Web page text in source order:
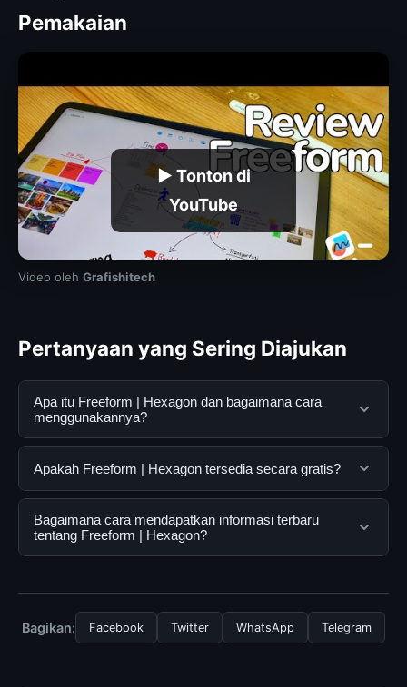
Pemakaian
▶ Tonton di
YouTube
Video oleh Grafishitech
Pertanyaan yang Sering Diajukan
Apa itu Freeform | Hexagon dan bagaimana cara
menggunakannya?
Freeform | Hexagon adalah layanan digital yang
informasi lengkap dan terpercaya. Anda dapat
menggunakannya dengan mengunjungi situs resmi dan
mengikuti panduan yang tersedia.
Apakah Freeform | Hexagon tersedia secara gratis?
Ya, Freeform | Hexagon dapat diakses secara gratis
oleh semua pengguna. Tidak ada biaya tersembunyi
atau langganan yang diperlukan untuk menggunakan
Bagaimana cara mendapatkan informasi terbaru
tentang Freeform | Hexagon?
secara berkala. Kami selalu memperbarui konten
dengan informasi terkini dan terpercaya.
Bagikan: Facebook Twitter WhatsApp Telegram